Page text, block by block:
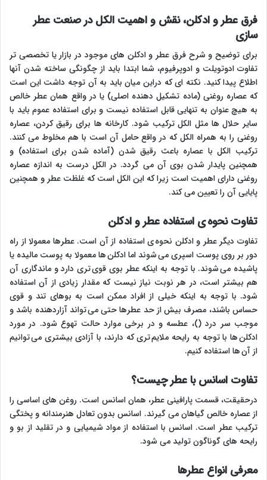
فرق عطر و ادکلن، نقش و اهمیت الکل در صنعت عطر
سازی
برای توضیح و شرح فرق عطر و ادکلن های موجود در بازار یا تخصصی تر
تفاوت ادوتویلت و ادوپرفیوم، شما ابتدا باید از چگونگی ساخته شدن آنها
اطلاع پیدا کنید. نکته ای که دراین میان باید به آن توجه داشت این است
که عصاره روغنی (ماده تشکیل دهنده اصلی) یا در واقع همان عطر خالص
به هیچ عنوان به تنهایی قابل استفاده نیست و برای استفاده عموم باید با
سایر حلال ها مثل الکل ترکیب شود. کارخانه ها برای رقیق کردن، عصاره
روغنی را به همراه الکل که در واقع حامل آن است با هم مخلوط می کنند.
ترکیب الکل با عصاره باعث رقیق شدن (آماده شدن برای استفاده) و
همچنین پایدار شدن بوی آن می گردد. در الکل درست به اندازه عصاره
روغنی دارای اهمیت است زیرا که این الکل است که غلظت عطر و همچنین
پایایی آن را تعیین می کند.
تفاوت نحوه ی استفاده عطر و ادکلن
تفاوت دیگر عطر و ادکلن نحوه ی استفاده از آن است. عطرها معمولا از راه
دور بر روی پوست اسپری می شوند اما ادکلن ها معمولا به پوست مالیده یا
پاشیده می شوند. با توجه به اینکه عطر بوی قوی تری دارد و ماندگاری آن
هم بیشتر است، در هر نوبت نیاز نیست که مقدار زیادی از آن استفاده
شود. با توجه به اینکه خیلی از افراد ممکن است به بوهای تند و قوی
حساس باشند، مصرف بیش از حد عطرها حتی می تواند آزاردهنده باشد و
موجب سر درد ()، عطسه و در برخی موارد حالت تهوع شود. در مورد
ادکلن ها با توجه به رایحه ملایم تری که دارند، با آزادی بیشتری می توانیم
از آن ها استفاده کنیم.
تفاوت اسانس با عطر چیست؟
درحقیقت، قسمت پارافینی عطر، همان اسانس است. روغن های اساسی را
از عصاره خالص گیاهان می گیرند. اسانس بدون تعادل هنرمندانه و پختگی
ترکیب عطر است. اسانس با استفاده از مواد شیمیایی و در تقلید از بو و
رایحه های گوناگون تولید می شود.
معرفی انواع عطرها